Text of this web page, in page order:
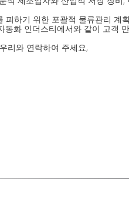
하기 위한 포괄적 물류관리
화 인더스티에서와 같이 고객
리와 연락하여 주세요,